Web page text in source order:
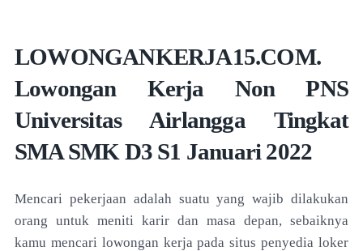
LOWONGANKERJA15.COM.
Lowongan Kerja Non PNS
Universitas Airlangga Tingkat
SMA SMK D3 S1 Januari 2022
Mencari pekerjaan adalah suatu yang wajib dilakukan
orang untuk meniti karir dan masa depan, sebaiknya
kamu mencari lowongan kerja pada situs penyedia loker